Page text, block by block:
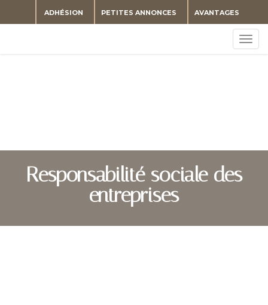
AVANTAGES
PETITES ANNONCES
ADHÉSION
Responsabilité sociale des
entreprises